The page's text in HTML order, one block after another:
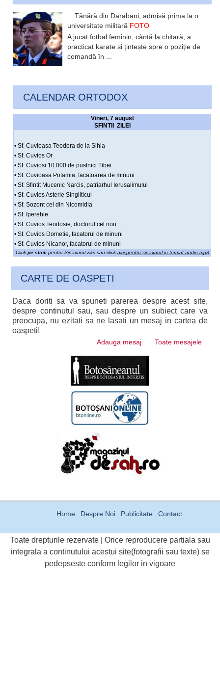
Tânără din Darabani, admisă prima la o
universitate militară FOTO
A jucat fotbal feminin, cântă la chitară, a
practicat karate și țintește spre o poziție de
comandă în ...
CALENDAR ORTODOX
Vineri, 7 august
SFINTII ZILEI
• Sf. Cuvioasa Teodora de la Sihla
• Sf. Cuvios Or
• Sf. Cuviosi 10.000 de pustnici Tibei
• Sf. Cuvioasa Potamia, facatoarea de minuni
• Sf. Sfintit Mucenic Narcis, patriarhul Ierusalimului
• Sf. Cuvios Asterie Singliticul
• Sf. Sozont cel din Nicomidia
• Sf. Iperehie
• Sf. Cuvios Teodosie, doctorul cel nou
• Sf. Cuvios Dometie, facatorul de minuni
• Sf. Cuvios Nicanor, facatorul de minuni
Click pe sfintipentru Sinaxarul zilei sau click aici pentru sinaxarul in format audio mp3
CARTE DE OASPETI
Daca doriti sa va spuneti parerea despre acest site,
despre continutul sau, sau despre un subiect care va
preocupa, nu ezitati sa ne lasati un mesaj in cartea de
oaspeti!
Adauga mesaj Toate mesajele
Home Despre Noi Publicitate Contact
Toate drepturile rezervate | Orice reproducere partiala sau
integrala a continutului acestui site(fotografii sau texte) se
pedepseste conform legilor in vigoare